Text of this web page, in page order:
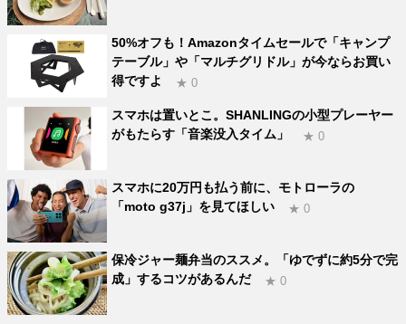
50%オフも！Amazonタイムセールで「キャンプ
テーブル」や「マルチグリドル」が今ならお買い
得ですよ
★ 0
スマホは置いとこ。SHANLINGの小型プレーヤー
がもたらす「音楽没入タイム」
★ 0
スマホに20万円も払う前に、モトローラの
「moto g37j」を見てほしい
★ 0
保冷ジャー麺弁当のススメ。「ゆでずに約5分で完
成」するコツがあるんだ
★ 0